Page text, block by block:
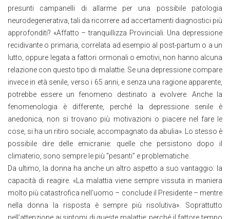
presunti campanelli di allarme per una possibile patologia
neurodegenerativa, tali da ricorrere ad accertamenti diagnostici più
approfonditi? «Affatto – tranquillizza Provinciali. Una depressione
recidivante o primaria, correlata ad esempio al post-partum o a un
lutto, oppure legata a fattori ormonali o emotivi, non hanno alcuna
relazione con questo tipo di malattie. Se una depressione compare
invece in età senile, verso i 65 anni, e senza una ragione apparente,
potrebbe essere un fenomeno destinato a evolvere. Anche la
fenomenologia è differente, perché la depressione senile è
anedonica, non si trovano più motivazioni o piacere nel fare le
cose, si ha un ritiro sociale, accompagnato da abulia». Lo stesso è
possibile dire delle emicranie: quelle che persistono dopo il
climaterio, sono sempre le più “pesanti” e problematiche.
Da ultimo, la donna ha anche un altro aspetto a suo vantaggio: la
capacità di reagire. «La malattia viene sempre vissuta in maniera
molto più catastrofica nell’uomo – conclude il Presidente – mentre
nella donna la risposta è sempre più risolutiva». Soprattutto